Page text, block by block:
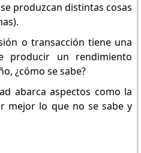
produzcan distintas cosas
o transacción tiene una
producir un rendimiento
¿cómo se sabe?
abarca aspectos como la
mejor lo que no se sabe y